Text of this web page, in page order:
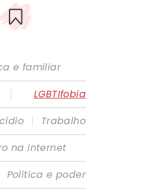
e familiar
|
LGBTIfobia
|
Trabalho
na internet
Política e poder